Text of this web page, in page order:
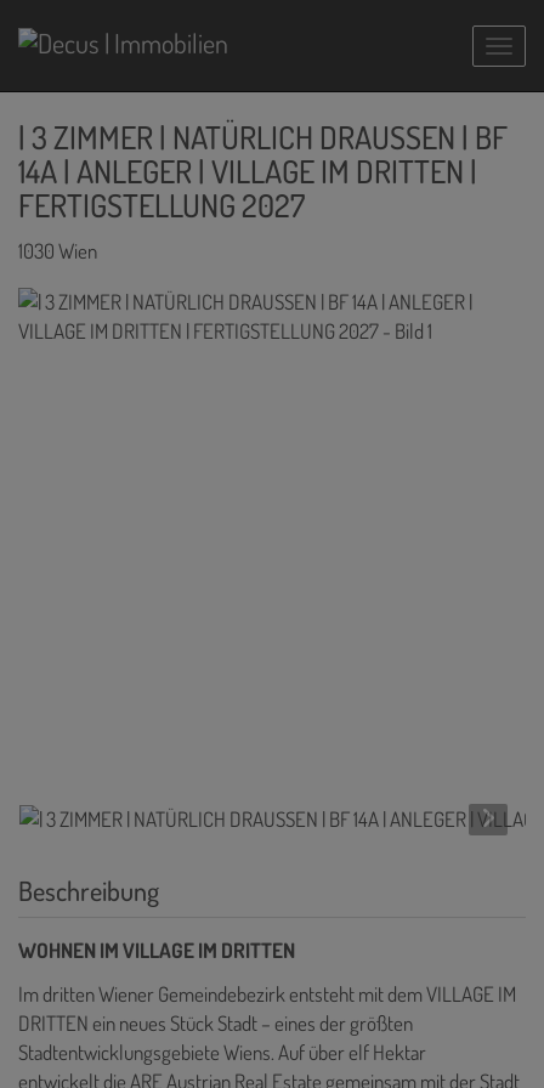
| 3 ZIMMER | NATÜRLICH DRAUSSEN | BF
14A | ANLEGER | VILLAGE IM DRITTEN |
FERTIGSTELLUNG 2027
1030 Wien
Beschreibung
WOHNEN IM VILLAGE IM DRITTEN
Im dritten Wiener Gemeindebezirk entsteht mit dem VILLAGE IM
DRITTEN ein neues Stück Stadt – eines der größten
Stadtentwicklungsgebiete Wiens. Auf über elf Hektar
entwickelt die ARE Austrian Real Estate gemeinsam mit der Stadt